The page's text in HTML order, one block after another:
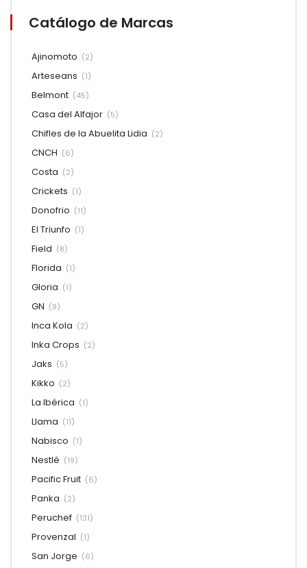
Catálogo de Marcas
Ajinomoto (2)
Arteseans (1)
Belmont (45)
Casa del Alfajor (5)
Chifles de la Abuelita Lidia (2)
CNCH (6)
Costa (2)
Crickets (1)
Donofrio (11)
El Triunfo (1)
Field (8)
Florida (1)
Gloria (1)
GN (9)
Inca Kola (2)
Inka Crops (2)
Jaks (5)
Kikko (2)
La Ibérica (1)
Llama (11)
Nabisco (1)
Nestlé (19)
Pacific Fruit (6)
Panka (2)
Peruchef (131)
Provenzal (1)
San Jorge (6)